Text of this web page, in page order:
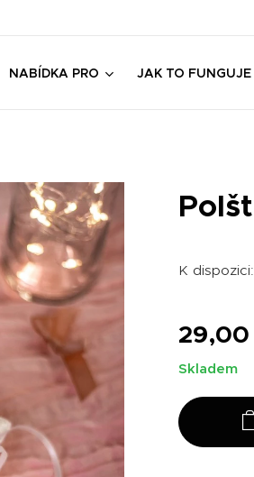
NABÍDKA PRO JAK TO FUNGUJE
K
29,00
Skladem